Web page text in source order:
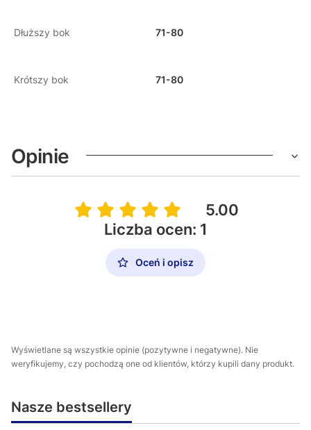
Dłuższy bok 71-80
Krótszy bok 71-80
Opinie
5.00
Liczba ocen: 1
Oceń i opisz
Wyświetlane są wszystkie opinie (pozytywne i negatywne). Nie
weryfikujemy, czy pochodzą one od klientów, którzy kupili dany produkt.
Nasze bestsellery